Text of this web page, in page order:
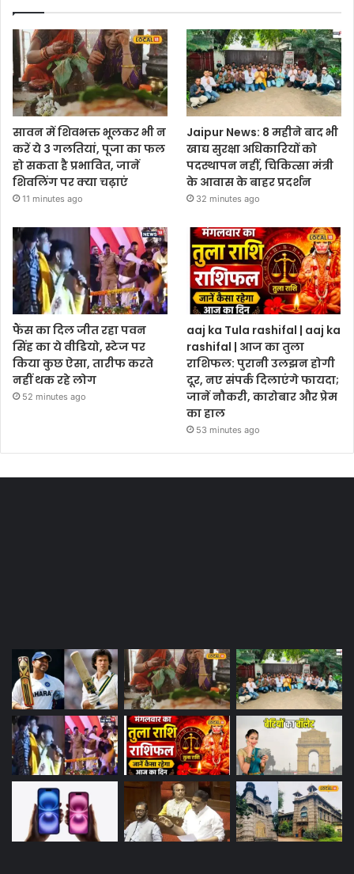
सावन में शिवभक्त भूलकर भी न
करें ये 3 गलतियां, पूजा का फल
हो सकता है प्रभावित, जानें
शिवलिंग पर क्या चढ़ाएं
11 minutes ago
Jaipur News: 8 महीने बाद भी
खाद्य सुरक्षा अधिकारियों को
पदस्थापन नहीं, चिकित्सा मंत्री
के आवास के बाहर प्रदर्शन
32 minutes ago
फैंस का दिल जीत रहा पवन
सिंह का ये वीडियो, स्टेज पर
किया कुछ ऐसा, तारीफ करते
नहीं थक रहे लोग
52 minutes ago
aaj ka Tula rashifal | aaj ka
rashifal | आज का तुला
राशिफल: पुरानी उलझन होगी
दूर, नए संपर्क दिलाएंगे फायदा;
जानें नौकरी, कारोबार और प्रेम
का हाल
53 minutes ago